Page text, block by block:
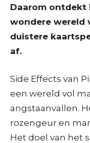
Daarom ontdekt
wondere wereld
duistere
af.
Side Effects van
een wereld vol
angstaanvallen.
rozengeur en
Het doel van het